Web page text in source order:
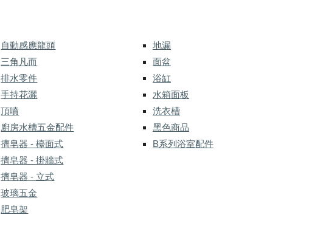
自動感應龍頭
三角凡而
排水零件
手持花灑
頂噴
廚房水槽五金配件
擠皂器 - 檯面式
擠皂器 - 掛牆式
擠皂器 - 立式
玻璃五金
肥皂架
地漏
面盆
浴缸
水箱面板
洗衣槽
黑色商品
B系列浴室配件